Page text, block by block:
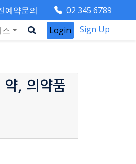
예약문의
02 345 6789
Login Sign Up
, 의약품